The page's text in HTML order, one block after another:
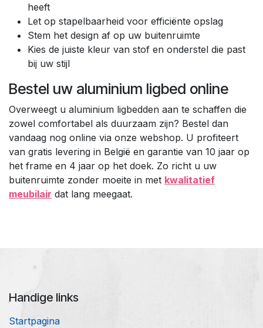
heeft
Let op stapelbaarheid voor efficiënte opslag
Stem het design af op uw buitenruimte
Kies de juiste kleur van stof en onderstel die past
bij uw stijl
Bestel uw aluminium ligbed online
Overweegt u aluminium ligbedden aan te schaffen die
zowel comfortabel als duurzaam zijn? Bestel dan
vandaag nog online via onze webshop. U profiteert
van gratis levering in België en garantie van 10 jaar op
het frame en 4 jaar op het doek. Zo richt u uw
buitenruimte zonder moeite in met kwalitatief
meubilair dat lang meegaat.
Handige links
Startpagina